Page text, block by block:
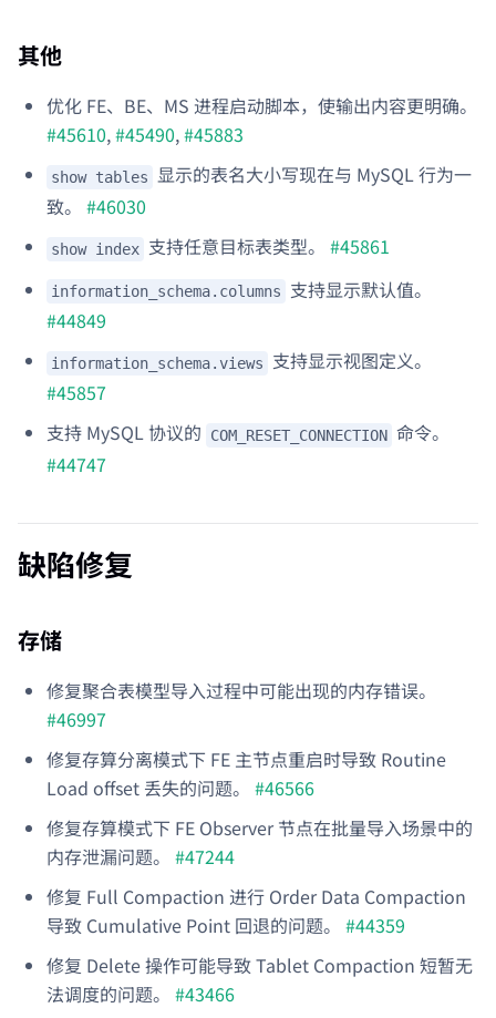
其他
优化 FE、BE、MS 进程启动脚本，使输出内容更明确。
#45610,#45490,#45883
show tables 显示的表名大小写现在与 MySQL 行为一
致。 #46030
show index 支持任意目标表类型。 #45861
information_schema.columns
支持显示默认值。
#44849
information_schema.views
支持显示视图定义。
#45857
支持 MySQL 协议的
COM_RESET_CONNECTION 命令。
#44747
缺陷修复
存储
修复聚合表模型导入过程中可能出现的内存错误。
#46997
修复存算分离模式下 FE 主节点重启时导致 Routine
Load offset 丢失的问题。 #46566
修复存算模式下 FE Observer 节点在批量导入场景中的
内存泄漏问题。 #47244
修复 Full Compaction 进行 Order Data Compaction
导致 Cumulative Point 回退的问题。 #44359
修复 Delete 操作可能导致 Tablet Compaction 短暂无
法调度的问题。 #43466